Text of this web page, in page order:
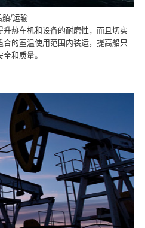
舶/运输
热车机和设备的耐磨性，而且切实
的室温使用范围内装运，提高船只
全和质量。